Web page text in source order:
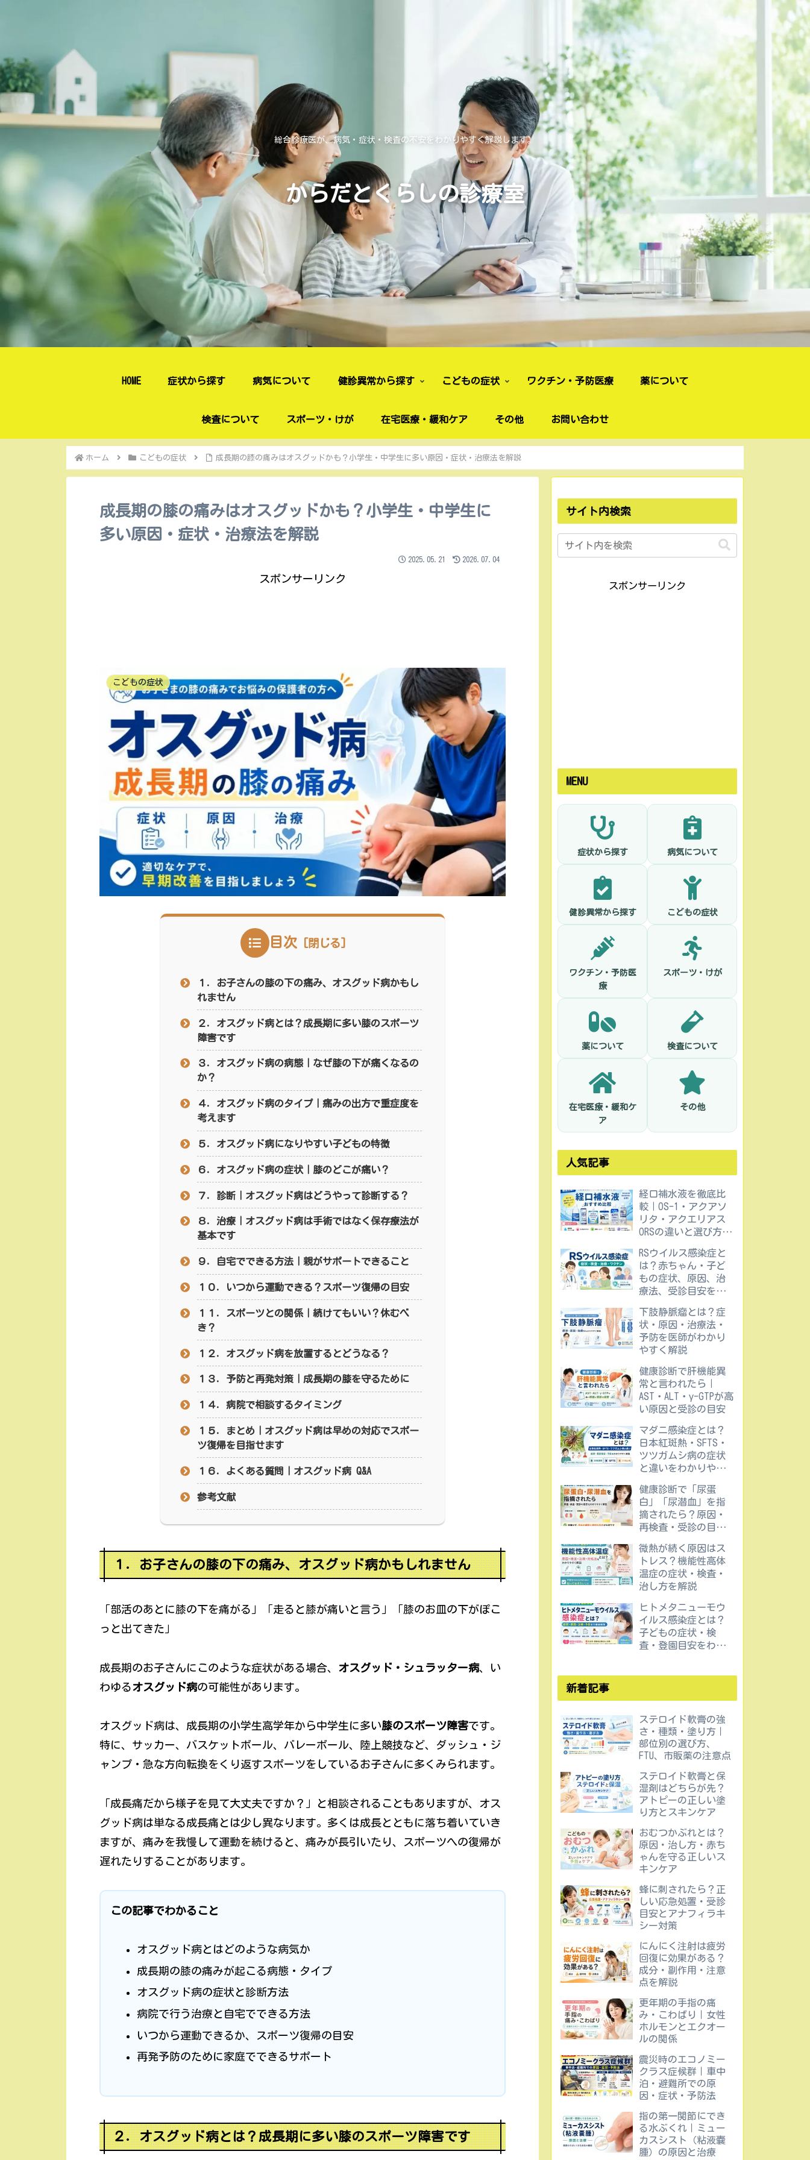
総合診療医が、病気・症状・検査の不安をわかりやすく解説します。
からだとくらしの診療室
HOME 症状から探す 病気について 健診異常から探す こどもの症状 ワクチン・予防医療 薬について
検査について スポーツ・けが 在宅医療・緩和ケア その他 お問い合わせ
ホーム こどもの症状 成長期の膝の痛みはオスグッドかも？小学生・中学生に多い原因・症状・治療法を解説
成長期の膝の痛みはオスグッドかも？小学生・中学生に
多い原因・症状・治療法を解説
2025.05.21 2026.07.04
スポンサーリンク
こどもの症状
目次
１．お子さんの膝の下の痛み、オスグッド病かもし
れません
２．オスグッド病とは？成長期に多い膝のスポーツ
障害です
３．オスグッド病の病態｜なぜ膝の下が痛くなるの
か？
４．オスグッド病のタイプ｜痛みの出方で重症度を
考えます
５．オスグッド病になりやすい子どもの特徴
６．オスグッド病の症状｜膝のどこが痛い？
７．診断｜オスグッド病はどうやって診断する？
８．治療｜オスグッド病は手術ではなく保存療法が
基本です
９．自宅でできる方法｜親がサポートできること
１０．いつから運動できる？スポーツ復帰の目安
１１．スポーツとの関係｜続けてもいい？休むべ
き？
１２．オスグッド病を放置するとどうなる？
１３．予防と再発対策｜成長期の膝を守るために
１４．病院で相談するタイミング
１５．まとめ｜オスグッド病は早めの対応でスポー
ツ復帰を目指せます
１６．よくある質問｜オスグッド病 Q&A
参考文献
１．お子さんの膝の下の痛み、オスグッド病かもしれません
「部活のあとに膝の下を痛がる」「走ると膝が痛いと言う」「膝のお皿の下がぽこ
っと出てきた」
成長期のお子さんにこのような症状がある場合、 オスグッド・シュラッター病、い
わゆる オスグッド病の可能性があります。
オスグッド病は、成長期の小学生高学年から中学生に多い膝のスポーツ障害です。
特に、サッカー、バスケットボール、バレーボール、陸上競技など、ダッシュ・ジ
ャンプ・急な方向転換をくり返すスポーツをしているお子さんに多くみられます。
「成長痛だから様子を見て大丈夫ですか？」と相談されることもありますが、オス
グッド病は単なる成長痛とは少し異なります。多くは成長とともに落ち着いていき
ますが、痛みを我慢して運動を続けると、痛みが長引いたり、スポーツへの復帰が
遅れたりすることがあります。
この記事でわかること
オスグッド病とはどのような病気か
成長期の膝の痛みが起こる病態・タイプ
オスグッド病の症状と診断方法
病院で行う治療と自宅でできる方法
いつから運動できるか、スポーツ復帰の目安
再発予防のために家庭でできるサポート
２．オスグッド病とは？成長期に多い膝のスポーツ障害です
サイト内検索
スポンサーリンク
MENU
症状から探す 病気について
健診異常から探す こどもの症状
ワクチン・予防医
療
スポーツ・けが
薬について 検査について
在宅医療・緩和ケ
ア
その他
人気記事
経口補水液を徹底比
較｜OS-1・アクアソ
リタ・アクエリアス
ORSの違いと選び方を
RSウイルス感染症と
は？赤ちゃん・子ど
もの症状、原因、治
療法、受診目安を医
下肢静脈瘤とは？症
状・原因・治療法・
予防を医師がわかり
やすく解説
健康診断で肝機能異
常と言われたら｜
AST・ALT・γ-GTPが高
い原因と受診の目安
マダニ感染症とは？
日本紅斑熱・SFTS・
ツツガムシ病の症状
と違いをわかりやす
健康診断で「尿蛋
白」「尿潜血」を指
摘されたら？原因・
再検査・受診の目安
微熱が続く原因はス
トレス？機能性高体
温症の症状・検査・
治し方を解説
ヒトメタニューモウ
イルス感染症とは？
子どもの症状・検
査・登園目安をわか
新着記事
ステロイド軟膏の強
さ・種類・塗り方｜
部位別の選び方、
FTU、市販薬の注意点
ステロイド軟膏と保
湿剤はどちらが先？
アトピーの正しい塗
り方とスキンケア
おむつかぶれとは？
原因・治し方・赤ち
ゃんを守る正しいス
キンケア
蜂に刺されたら？正
しい応急処置・受診
目安とアナフィラキ
シー対策
にんにく注射は疲労
回復に効果がある？
成分・副作用・注意
点を解説
更年期の手指の痛
み・こわばり｜女性
ホルモンとエクオー
ルの関係
震災時のエコノミー
クラス症候群｜車中
泊・避難所での原
因・症状・予防法
指の第一関節にでき
る水ぶくれ｜ミュー
カスシスト（粘液嚢
腫）の原因と治療